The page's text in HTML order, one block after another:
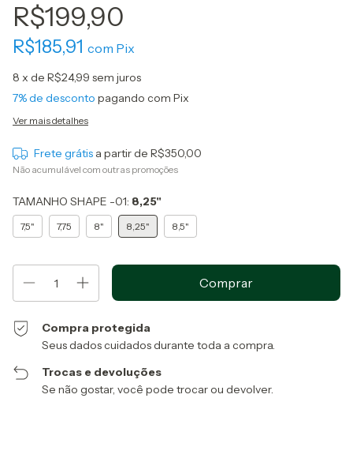
R$199,90
R$185,91 com Pix
8 x de R$24,99 sem juros
7% de desconto pagando com Pix
Ver mais detalhes
Frete grátis a partir de R$350,00
Não acumulável com outras promoções
TAMANHO SHAPE -01: 8,25"
7,5" 7,75 8" 8,25" 8,5"
Compra protegida
Seus dados cuidados durante toda a compra.
Trocas e devoluções
Se não gostar, você pode trocar ou devolver.